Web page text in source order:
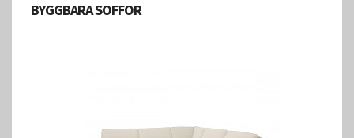
BYGGBARA SOFFOR